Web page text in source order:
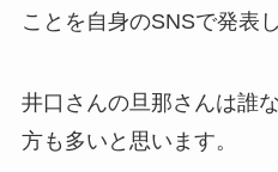
ことを自身のSNSで発表
井口さんの旦那さんは誰
方も多いと思います。